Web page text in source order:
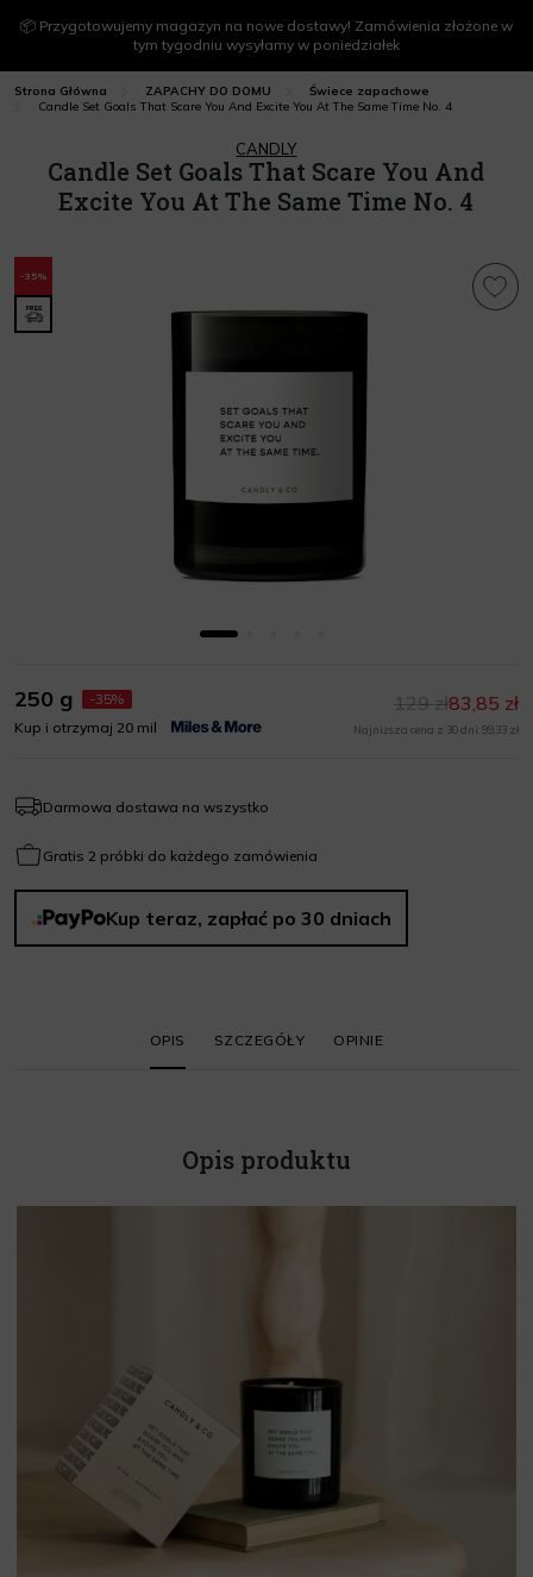
📦 Przygotowujemy magazyn na nowe dostawy! Zamówienia złożone w
tym tygodniu wysyłamy w poniedziałek
Strona Główna ZAPACHY DO DOMU
Świece zapachowe
Candle Set Goals That Scare You And Excite You At The Same Time No. 4
CANDLY
Candle Set Goals That Scare You And
Excite You At The Same Time No. 4
-35%
250 g
-35%
Kup i otrzymaj 20 mil
83,85 zł
129 zł
Najniższa cena z 30 dni: 99,33 zł
Darmowa dostawa na wszystko
Gratis 2 próbki do każdego zamówienia
Kup teraz, zapłać po 30 dniach
OPIS SZCZEGÓŁY OPINIE
Opis produktu